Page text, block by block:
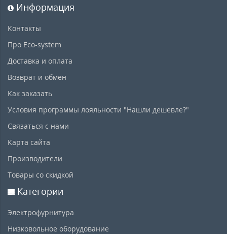
Информация
Контакты
Про Eco-system
Доставка и оплата
Возврат и обмен
Как заказать
Условия программы лояльности "Нашли дешевле?"
Связаться с нами
Карта сайта
Производители
Товары со скидкой
Категории
Электрофурнитура
Низковольное оборудование